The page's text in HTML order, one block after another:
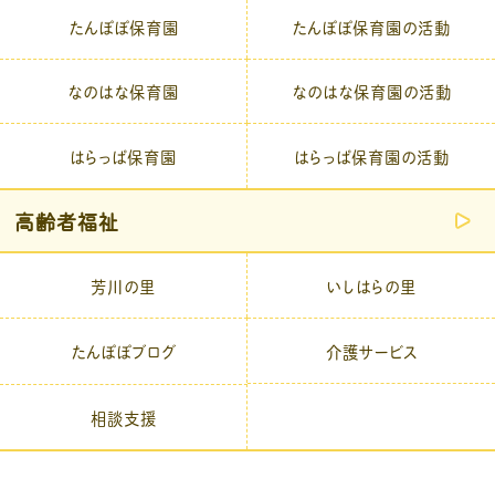
たんぽぽ保育園 たんぽぽ保育園の活動
なのはな保育園 なのはな保育園の活動
はらっぱ保育園 はらっぱ保育園の活動
高齢者福祉
芳川の里 いしはらの里
たんぽぽブログ 介護サービス
相談支援